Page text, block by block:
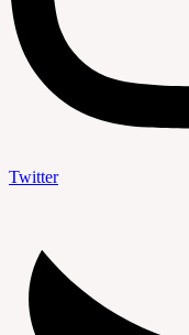
Twitter